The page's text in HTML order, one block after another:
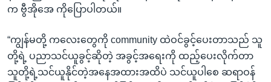
က ဗွီအိုအေ ကိုပြောပါတယ်။
“ကျွန်မတို့ ကလေးတွေကို community ထဲဝင်ခွင့်ပေးတာသည် သူ
တို့ရဲ့ ပညာသင်ယူခွင့်ဆိုတဲ့ အခွင့်အရေးကို ထည့်ပေးလိုက်တာ
သူတို့ရဲ့သင်ယူနိုင်တဲ့အနေအထားအထိပဲ သင်ယူပါစေ ဆရာဝန်